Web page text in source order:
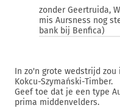
zonder Geertruida,
mis Aursness nog
bank bij Benfica)
In zo'n grote wedstrijd
Kokcu-Szymański-Timber.
Geef toe dat je een type
prima middenvelders.